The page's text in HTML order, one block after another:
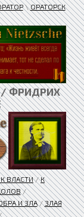
\ОРАТОРСК
/ ФРИДРИХ
ВЛАСТИ/К
/
И ЗЛА/ЗЛАЯ